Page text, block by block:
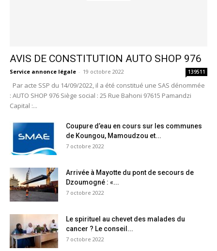
AVIS DE CONSTITUTION AUTO SHOP 976
Service annonce légale - 19 octobre 2022 139511
Par acte SSP du 14/09/2022, il a été constitué une SAS dénommée
: AUTO SHOP 976 Siège social : 25 Rue Bahoni 97615 Pamandzi
Capital :...
Coupure d’eau en cours sur les communes
de Koungou, Mamoudzou et...
7 octobre 2022
Arrivée à Mayotte du pont de secours de
Dzoumogné : «...
7 octobre 2022
Le spirituel au chevet des malades du
cancer ? Le conseil...
7 octobre 2022